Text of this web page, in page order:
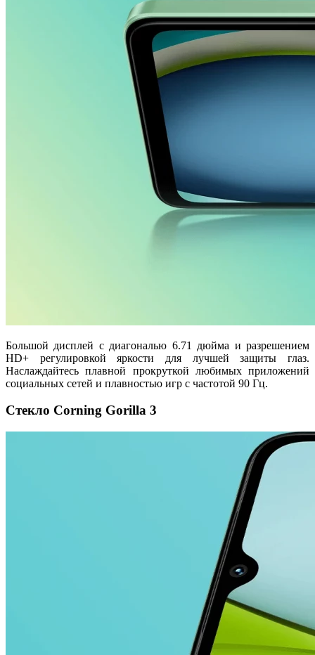
Большой дисплей с диагональю 6.71 дюйма и разрешением
HD+ регулировкой яркости для лучшей защиты глаз.
Наслаждайтесь плавной прокруткой любимых приложений
социальных сетей и плавностью игр с частотой 90 Гц.
Стекло Corning Gorilla 3